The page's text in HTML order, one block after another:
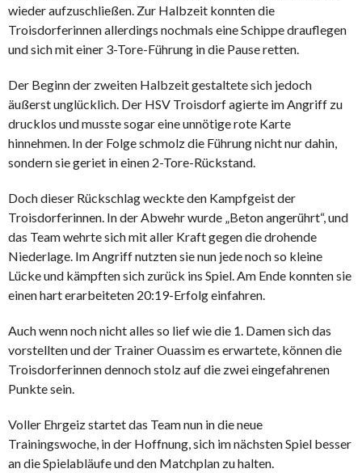
wieder aufzuschließen. Zur Halbzeit konnten die
Troisdorferinnen allerdings nochmals eine Schippe drauflegen
und sich mit einer 3-Tore-Führung in die Pause retten.
Der Beginn der zweiten Halbzeit gestaltete sich jedoch
äußerst unglücklich. Der HSV Troisdorf agierte im Angriff zu
drucklos und musste sogar eine unnötige rote Karte
hinnehmen. In der Folge schmolz die Führung nicht nur dahin,
sondern sie geriet in einen 2-Tore-Rückstand.
Doch dieser Rückschlag weckte den Kampfgeist der
Troisdorferinnen. In der Abwehr wurde „Beton angerührt“, und
das Team wehrte sich mit aller Kraft gegen die drohende
Niederlage. Im Angriff nutzten sie nun jede noch so kleine
Lücke und kämpften sich zurück ins Spiel. Am Ende konnten sie
einen hart erarbeiteten 20:19-Erfolg einfahren.
Auch wenn noch nicht alles so lief wie die 1. Damen sich das
vorstellten und der Trainer Ouassim es erwartete, können die
Troisdorferinnen dennoch stolz auf die zwei eingefahrenen
Punkte sein.
Voller Ehrgeiz startet das Team nun in die neue
Trainingswoche, in der Hoffnung, sich im nächsten Spiel besser
an die Spielabläufe und den Matchplan zu halten.